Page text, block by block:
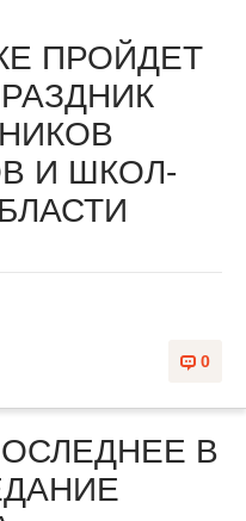
ПРОЙДЕТ
И ШКОЛ-
0
В